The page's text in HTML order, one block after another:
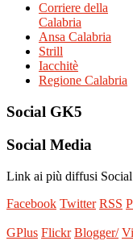
Corriere della
Calabria
Ansa Calabria
Strill
Iacchitè
Regione Calabria
Social GK5
Social Media
Link ai più diffusi
Facebook Twitter RSS
GPlus Flickr Blogger/